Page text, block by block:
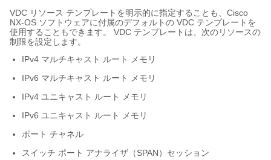
VDC リソース テンプレートを明示的に指定することも、Cisco
NX-OS ソフトウェアに付属のデフォルトの VDC テンプレートを
使用することもできます。 VDC テンプレートは、次のリソースの
制限を設定します。
IPv4 マルチキャスト ルート メモリ
IPv6 マルチキャスト ルート メモリ
IPv4 ユニキャスト ルート メモリ
IPv6 ユニキャスト ルート メモリ
ポート チャネル
スイッチ ポート アナライザ（SPAN）セッション